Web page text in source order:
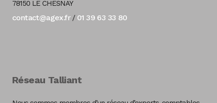
78150 LE CHESNAY
contact@agex.fr/ 01 39 63 33 80
Réseau Talliant